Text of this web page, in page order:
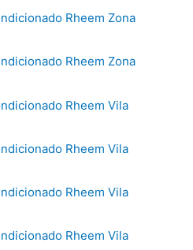
Rheem Zona
Rheem Zona
Rheem Vila
Rheem Vila
Rheem Vila
Rheem Vila